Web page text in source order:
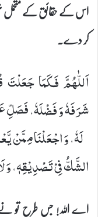
اس کے حقائق کے متحمل
کر دے۔
اَللّٰهُمَّ فَكَمَا جَعَلْتَ
شَرَفَهٗ وَ فَضْلَهٗ، فَصَلِّ
لَهٗ، وَ اجْعَلْنَا مِمَّنْ
الشَّكُّ فِیْ تَصْدِیْقِهٖ، وَ
اے اللہ! جس طرح تو نے